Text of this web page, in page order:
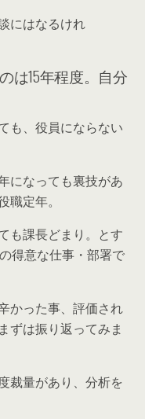
にはなるけれ
は15年程度。自分
も、役員にならない
になっても裏技があ
定年。
も課長どまり。とす
得意な仕事・部署で
かった事、評価され
ずは振り返ってみま
裁量があり、分析を